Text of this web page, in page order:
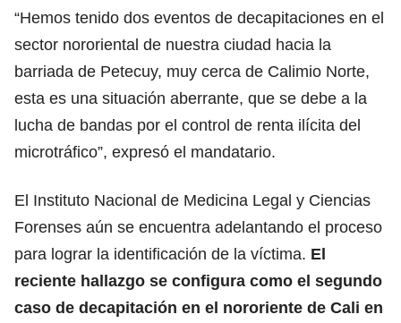
“Hemos tenido dos eventos de decapitaciones en el
sector nororiental de nuestra ciudad hacia la
barriada de Petecuy, muy cerca de Calimio Norte,
esta es una situación aberrante, que se debe a la
lucha de bandas por el control de renta ilícita del
microtráfico”, expresó el mandatario.
El Instituto Nacional de Medicina Legal y Ciencias
Forenses aún se encuentra adelantando el proceso
para lograr la identificación de la víctima. El
reciente hallazgo se configura como el segundo
caso de decapitación en el nororiente de Cali en